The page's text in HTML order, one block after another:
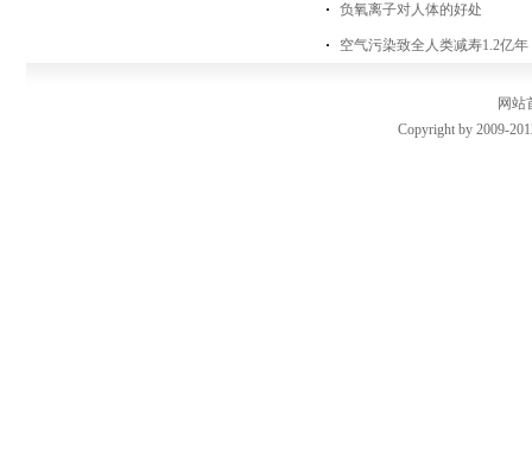
负氧离子对人体的好处
空气污染致全人类减寿1.2亿
网站
Copyright by 2009-